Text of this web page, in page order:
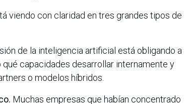
viendo con claridad en tres grandes tipos de
de la inteligencia artificial está obligando a
capacidades desarrollar internamente y
o modelos híbridos.
Muchas empresas que habían concentrado